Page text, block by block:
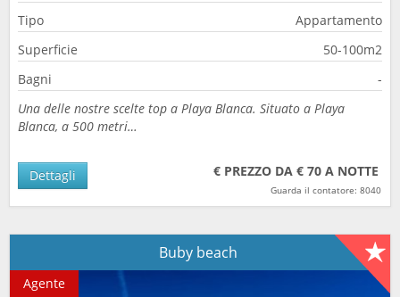
Tipo
Appartamento
Superficie
50-100m2
Bagni
-
Una delle nostre scelte top a Playa Blanca. Situato a Playa
Blanca, a 500 metri…
€ PREZZO DA € 70 A NOTTE
Guarda il contatore: 8040
Dettagli
Buby beach
Agente